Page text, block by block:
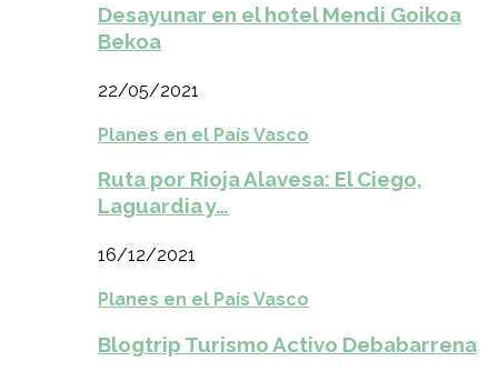
Desayunar en el hotel Mendi Goikoa
Bekoa
22/05/2021
Planes en el País Vasco
Ruta por Rioja Alavesa: El Ciego,
Laguardia y…
16/12/2021
Planes en el País Vasco
Blogtrip Turismo Activo Debabarrena